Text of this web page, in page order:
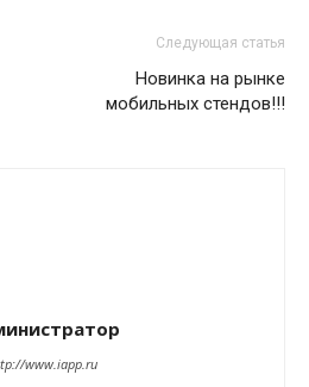
Следующая статья
Новинка на рынке
мобильных стендов!!!
www.iapp.ru